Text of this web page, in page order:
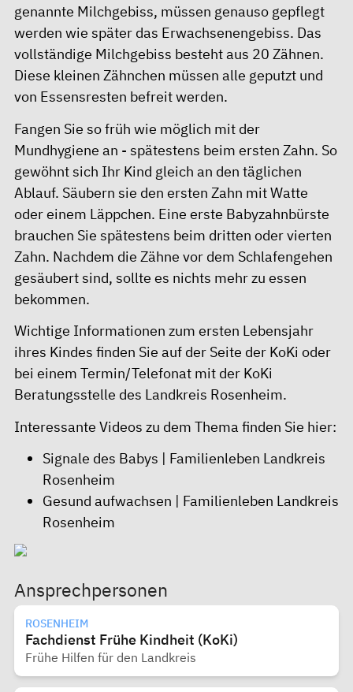
genannte Milchgebiss, müssen genauso gepflegt
werden wie später das Erwachsenengebiss. Das
vollständige Milchgebiss besteht aus 20 Zähnen.
Diese kleinen Zähnchen müssen alle geputzt und
von Essensresten befreit werden.
Fangen Sie so früh wie möglich mit der
Mundhygiene an - spätestens beim ersten Zahn. So
gewöhnt sich Ihr Kind gleich an den täglichen
Ablauf. Säubern sie den ersten Zahn mit Watte
oder einem Läppchen. Eine erste Babyzahnbürste
brauchen Sie spätestens beim dritten oder vierten
Zahn. Nachdem die Zähne vor dem Schlafengehen
gesäubert sind, sollte es nichts mehr zu essen
bekommen.
Wichtige Informationen zum ersten Lebensjahr
ihres Kindes finden Sie auf der Seite der KoKi oder
bei einem Termin/Telefonat mit der KoKi
Beratungsstelle des Landkreis Rosenheim.
Interessante Videos zu dem Thema finden Sie hier:
Signale des Babys | Familienleben Landkreis
Rosenheim
Gesund aufwachsen | Familienleben Landkreis
Rosenheim
Ansprechpersonen
ROSENHEIM
Fachdienst Frühe Kindheit (KoKi)
Frühe Hilfen für den Landkreis